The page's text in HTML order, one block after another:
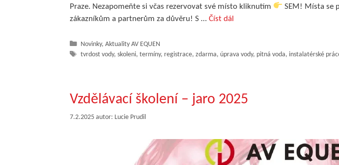
Praze. Nezapomeňte si včas rezervovat své místo kliknutím
SEM! Místa se
zákazníkům a partnerům za důvěru! S … Číst dál
Rubriky
Novinky, Aktuality AV EQUEN
Štítky
tvrdost vody, skoleni, termíny, registrace, zdarma, úprava vody, pitná voda, instalatérské
Vzdělávací školení – jaro 2025
7.2.2025 autor: Lucie Prudil